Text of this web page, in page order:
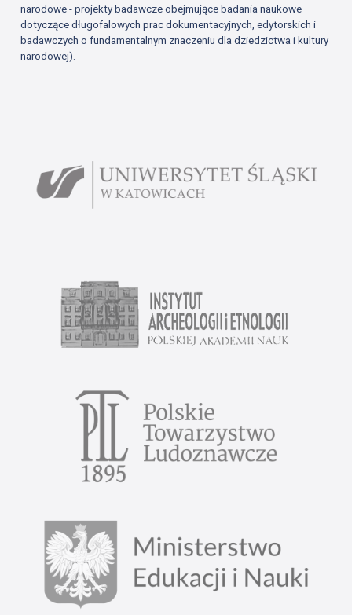
narodowe - projekty badawcze obejmujące badania naukowe
dotyczące długofalowych prac dokumentacyjnych, edytorskich i
badawczych o fundamentalnym znaczeniu dla dziedzictwa i kultury
narodowej).